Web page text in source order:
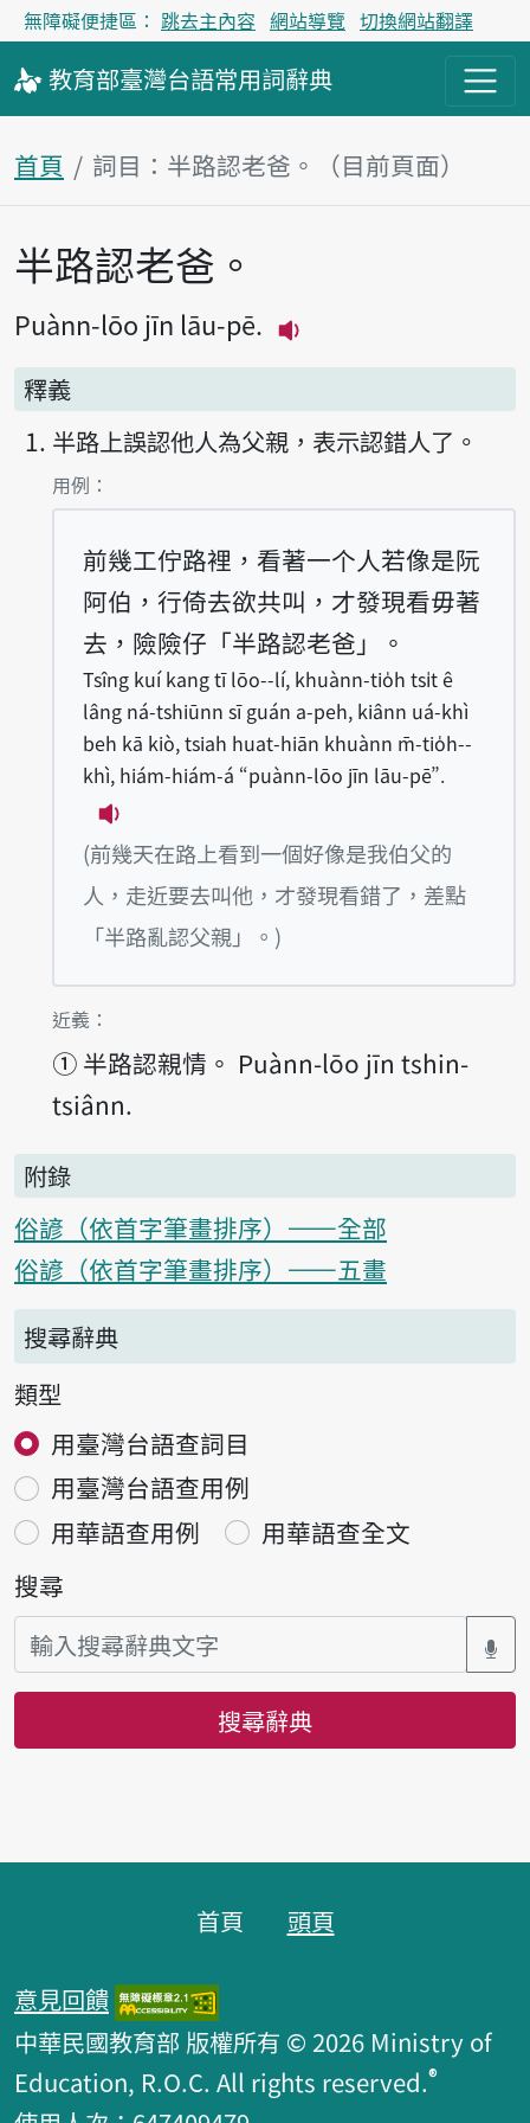
無障礙便捷區： 跳去主內容 網站導覽 切換網站翻譯
教育部臺灣台語常用詞辭典
首頁 詞目：半路認老爸。（目前頁面）
主內容區塊
半路認老爸。
Puànn-lōo jīn lāu-pē.
釋義
半路上誤認他人為父親，表示認錯人了。
第1項釋義的
用例：
前幾工佇路裡，看著一个人若像是阮
阿伯，行倚去欲共叫，才發現看毋著
去，險險仔「半路認老爸」。
Tsîng kuí kang tī lōo--lí, khuànn-tio̍h tsi̍t ê
lâng ná-tshiūnn sī guán a-peh, kiânn uá-khì
beh kā kiò, tsiah huat-hiān khuànn m̄-tio̍h--
khì, hiám-hiám-á “puànn-lōo jīn lāu-pē”.
播放例句Tsîng kuí kang tī lōo--lí,
(前幾天在路上看到一個好像是我伯父的
人，走近要去叫他，才發現看錯了，差點
「半路亂認父親」。)
第1項釋義的
近義：
① 半路認親情。 Puànn-lōo jīn tshin-
tsiânn.
附錄
俗諺（依首字筆畫排序）——全部
俗諺（依首字筆畫排序）——五畫
搜尋辭典
類型
用臺灣台語查詞目
用臺灣台語查用例
用華語查用例
用華語查全文
搜尋
搜尋辭典
首頁 頭頁
意見回饋
中華民國教育部 版權所有 © 2026 Ministry of
Education, R.O.C. All rights reserved.®